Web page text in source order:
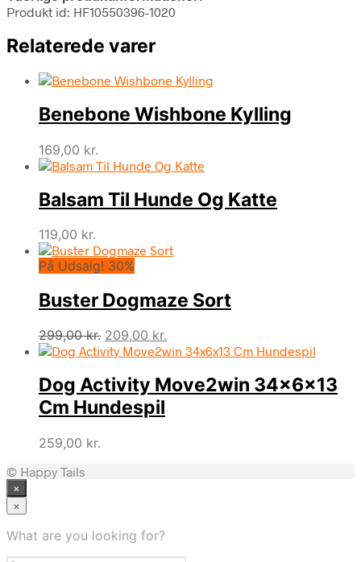
Produkt id: HF10550396-1020
Relaterede varer
Benebone Wishbone Kylling
169,00 kr.
Balsam Til Hunde Og Katte
119,00 kr.
På Udsalg! 30%
Buster Dogmaze Sort
299,00kr. Den
oprindelige
var:
299,00 kr..
209,00 kr.
aktuelle
er:
209,00 kr..
Dog Activity Move2win 34x6x13
Cm Hundespil
259,00 kr.
© Happy Tails
×
×
What are you looking for?